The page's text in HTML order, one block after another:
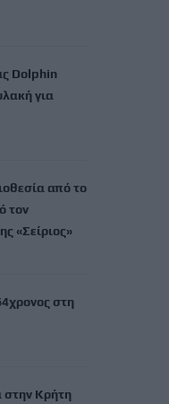
Dolphin
για
από το
τον
«Σείριος»
στη
στην Κρήτη